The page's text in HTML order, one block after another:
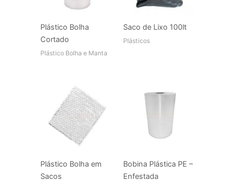
Plástico Bolha
Cortado
Plástico Bolha e Manta
Saco de Lixo 100lt
Plásticos
Plástico Bolha em
Sacos
Bobina Plástica PE –
Enfestada